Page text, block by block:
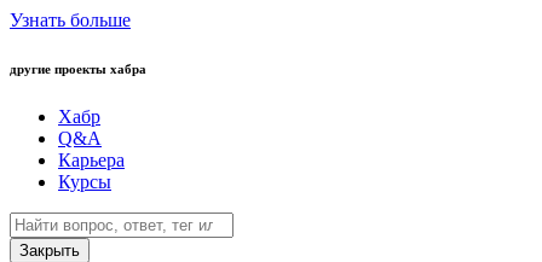
Узнать больше
другие проекты хабра
Хабр
Q&A
Карьера
Курсы
Закрыть